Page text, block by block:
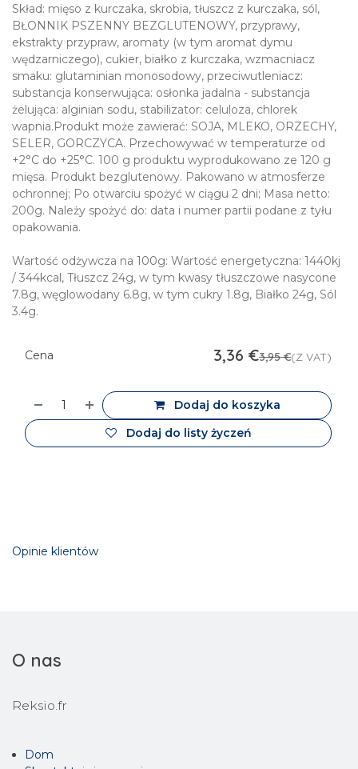
Skład: mięso z kurczaka, skrobia, tłuszcz z kurczaka, sól,
BŁONNIK PSZENNY BEZGLUTENOWY, przyprawy,
ekstrakty przypraw, aromaty (w tym aromat dymu
wędzarniczego), cukier, białko z kurczaka, wzmacniacz
smaku: glutaminian monosodowy, przeciwutleniacz:
substancja konserwująca: osłonka jadalna - substancja
żelująca: alginian sodu, stabilizator: celuloza, chlorek
wapnia.Produkt może zawierać: SOJA, MLEKO, ORZECHY,
SELER, GORCZYCA. Przechowywać w temperaturze od
+2°C do +25°C. 100 g produktu wyprodukowano ze 120 g
mięsa. Produkt bezglutenowy. Pakowano w atmosferze
ochronnej; Po otwarciu spożyć w ciągu 2 dni; Masa netto:
200g. Należy spożyć do: data i numer partii podane z tyłu
opakowania.
Wartość odżywcza na 100g: Wartość energetyczna: 1440kj
/ 344kcal, Tłuszcz 24g, w tym kwasy tłuszczowe nasycone
7.8g, węglowodany 6.8g, w tym cukry 1.8g, Białko 24g, Sól
3.4g.
Dodaj do koszyka
Dodaj do listy życzeń
Cena 3,36 €3,95€(Z VAT)
Opinie klientów
O nas
Reksio.fr
Dom